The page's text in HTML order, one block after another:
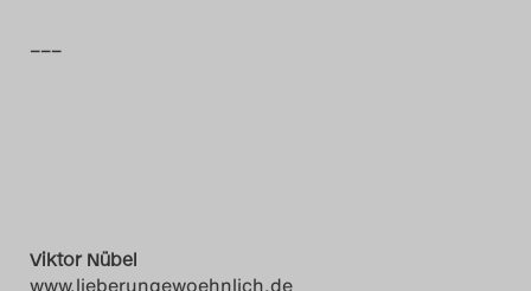
Das Theatertreffen-Blog
Das Theatertreffen-Blog
–––
Viktor Nübel
www.lieberungewoehnlich.de